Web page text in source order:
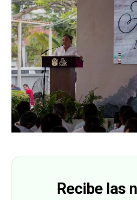
Recibe las